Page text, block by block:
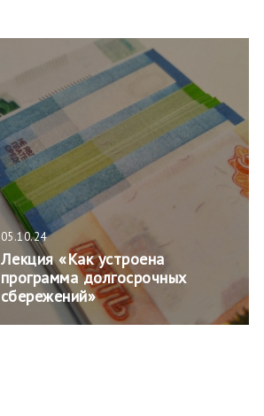
05.10.24
Лекция «Как устроена
программа долгосрочных
сбережений»